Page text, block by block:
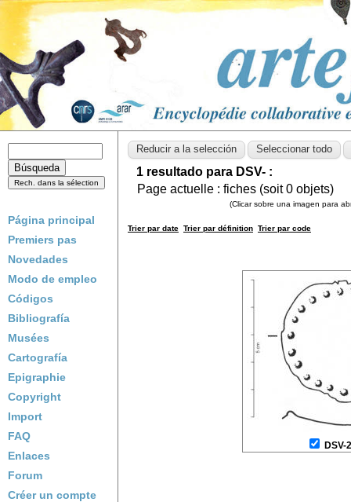
Página principal
Premiers pas
Novedades
Modo de empleo
Códigos
Bibliografía
Musées
Cartografía
Epigraphie
Copyright
Import
FAQ
Enlaces
Forum
Créer un compte
1 resultado para DSV- :
Page actuelle : fiches (soit0 objets)
(Clicar sobre una imagen para
Trier par date Trier par définition Trier par code
DSV-